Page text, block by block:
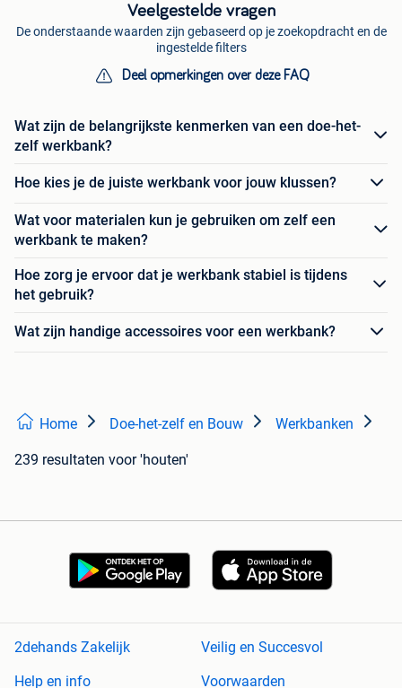
Veelgestelde vragen
De onderstaande waarden zijn gebaseerd op je zoekopdracht en de
ingestelde filters
Deel opmerkingen over deze FAQ
Wat zijn de belangrijkste kenmerken van een doe-het-
zelf werkbank?
Hoe kies je de juiste werkbank voor jouw klussen?
Wat voor materialen kun je gebruiken om zelf een
werkbank te maken?
Hoe zorg je ervoor dat je werkbank stabiel is tijdens
het gebruik?
Wat zijn handige accessoires voor een werkbank?
Home Doe-het-zelf en Bouw Werkbanken
239 resultaten voor 'houten'
2dehands Zakelijk
Veilig en Succesvol
Help en info
Voorwaarden